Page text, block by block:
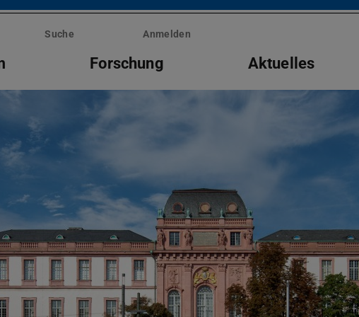
Suche Anmelden
Forschung Aktuelles